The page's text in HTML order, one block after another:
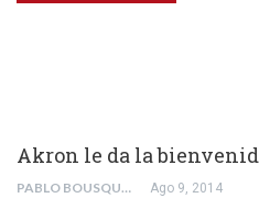
Akron le da la
PABLO BOUSQUETS MUÑOZ Ago 9, 2014